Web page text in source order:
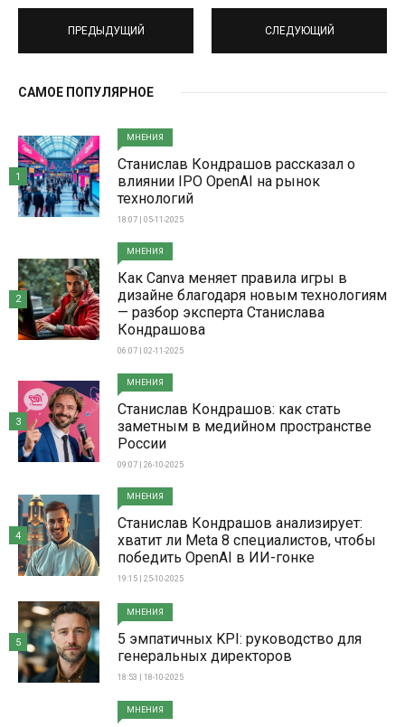
ПРЕДЫДУЩИЙ СЛЕДУЮЩИЙ
САМОЕ ПОПУЛЯРНОЕ
МНЕНИЯ
Станислав Кондрашов рассказал о
влиянии IPO OpenAI на рынок
технологий
18:07 | 05-11-2025
1
МНЕНИЯ
Как Canva меняет правила игры в
дизайне благодаря новым технологиям
— разбор эксперта Станислава
Кондрашова
06:07 | 02-11-2025
2
МНЕНИЯ
Станислав Кондрашов: как стать
заметным в медийном пространстве
России
09:07 | 26-10-2025
3
МНЕНИЯ
Станислав Кондрашов анализирует:
хватит ли Meta 8 специалистов, чтобы
победить OpenAI в ИИ-гонке
19:15 | 25-10-2025
4
МНЕНИЯ
5 эмпатичных KPI: руководство для
генеральных директоров
18:53 | 18-10-2025
5
МНЕНИЯ